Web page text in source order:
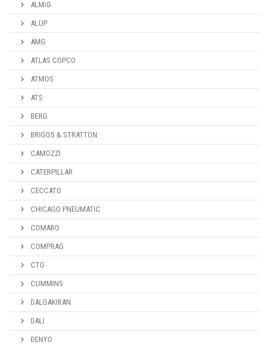
ALMiG
ALUP
AMG
ATLAS COPCO
ATMOS
ATS
BERG
BRIGGS & STRATTON
CAMOZZI
CATERPILLAR
CECCATO
CHICAGO PNEUMATIC
COMARO
COMPRAG
CTG
CUMMINS
DALGAKIRAN
DALI
DENYO